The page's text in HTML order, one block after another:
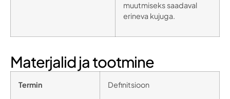
muutmiseks saadaval
erineva kujuga.
Materjalid ja tootmine
Termin Definitsioon